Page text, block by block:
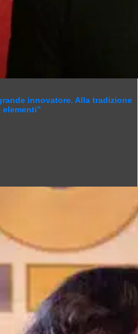
innovatore. Alla tradizione